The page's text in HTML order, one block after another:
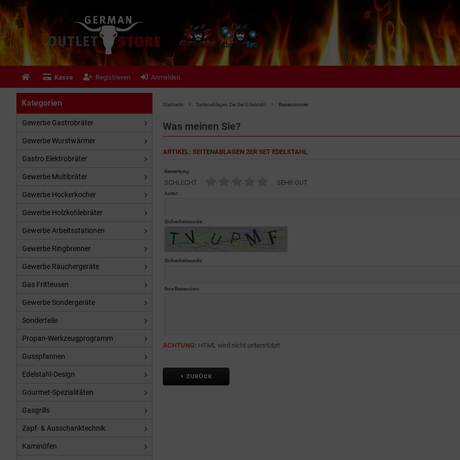
Kasse Registrieren Anmelden
Startseite Seitenablagen 2er Set Edelstahl Rezensionen
Was meinen Sie?
ARTIKEL: SEITENABLAGEN 2ER SET EDELSTAHL
Bewertung:
SCHLECHT SEHR GUT
Autor:
Sicherheitscode:
Sicherheitscode:
Ihre Rezension:
ACHTUNG: HTML wird nicht unterstützt!
ZURÜCK
Kategorien
Gewerbe Gastrobräter
Gewerbe Wurstwärmer
Gastro Elektrobräter
Gewerbe Multibräter
Gewerbe Hockerkocher
Gewerbe Holzkohlebräter
Gewerbe Arbeitsstationen
Gewerbe Ringbrenner
Gewerbe Räuchergeräte
Gas Fritteusen
Gewerbe Sondergeräte
Sonderteile
Propan-Werkzeugprogramm
Gusspfannen
Edelstahl-Design
Gourmet-Spezialitäten
Gasgrills
Zapf- & Ausschanktechnik
Kaminöfen